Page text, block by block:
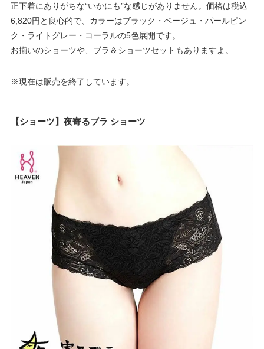
正下着にありがちな“いかにも”な感じがありません。価格は税込
6,820円と良心的で、カラーはブラック・ベージュ・パールピン
ク・ライトグレー・コーラルの5色展開です。
お揃いのショーツや、ブラ＆ショーツセットもありますよ。
※現在は販売を終了しています。
【ショーツ】夜寄るブラ ショーツ